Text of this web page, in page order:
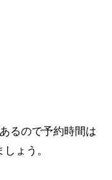
るので予約時間は
ょう。